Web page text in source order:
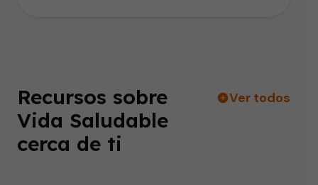
Recursos sobre
Vida Saludable
cerca de ti
Ver todos